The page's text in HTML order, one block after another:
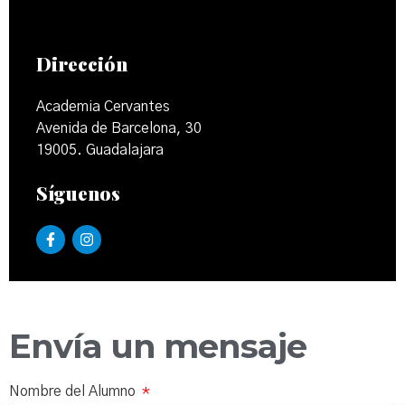
Dirección
Academia Cervantes
Avenida de Barcelona, 30
19005. Guadalajara
Síguenos
Envía un mensaje
Nombre del Alumno